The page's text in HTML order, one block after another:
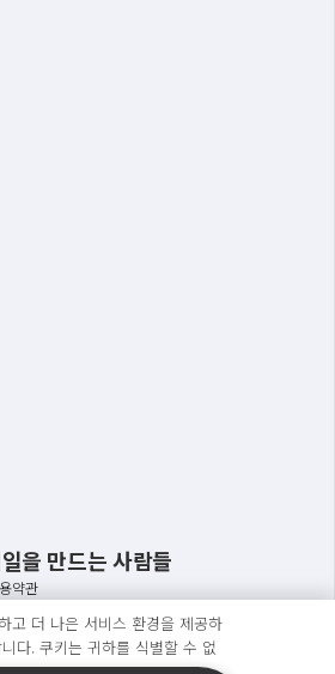
을 만드는 사람들
약관
선도하겠습니다.
니다.
고 더 나은 서비스 환경을 제공하
다. 쿠키는 귀하를 식별할 수 없